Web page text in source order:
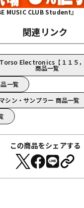
MUSIC CLUB Student』
関連リンク
Electronics【１１５，
商品一覧
一覧
ン・サンプラー 商品一覧
この商品をシェアする